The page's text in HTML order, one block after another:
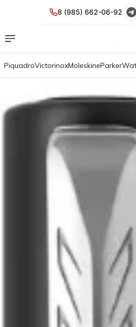
8 (985) 662-06-92
PiquadroVictorinoxMoleskineParker